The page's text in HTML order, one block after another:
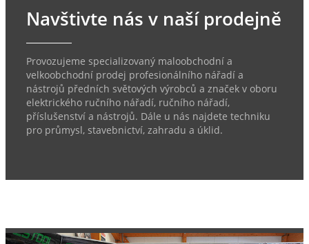
Navštivte nás v naší prodejně
Provozujeme specializovaný maloobchodní a
velkoobchodní prodej profesionálního nářadí a
nástrojů předních světových výrobců a značek v oboru
elektrického ručního nářadí, ručního nářadí,
příslušenství a nástrojů. Dále u nás najdete techniku
pro průmysl, stavebnictví, zahradu a úklid.